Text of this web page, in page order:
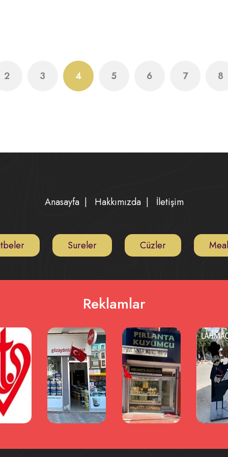
2 3 4 5 6 7 8
Anasayfa| Hakkımızda| İletişim
Sureler Cüzler
Reklamlar